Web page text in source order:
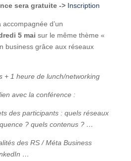
sera gratuite -> Inscription
d’un
5 mai sur le même thème «
business grâce aux réseaux
+ 1 heure de lunch/networking
avec la conférence :
des participants : quels réseaux
? quels contenus ? …
des RS / Méta Business
…